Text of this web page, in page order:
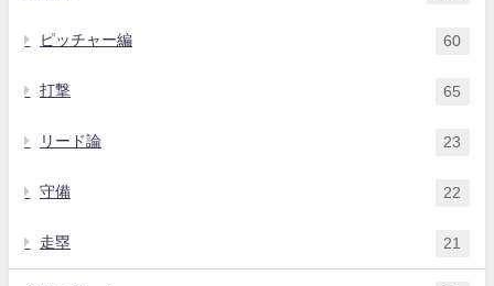
ピッチャー編 60
打撃 65
リード論 23
守備 22
走塁 21